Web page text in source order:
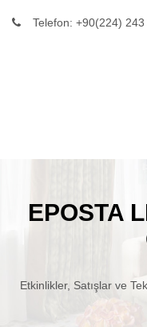
Telefon: +90(224) 243
EPOSTA
Etkinlikler, Satışlar ve